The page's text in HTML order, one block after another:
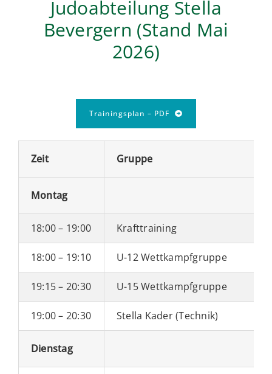
VolleyballJudoabteilung Stella
Bevergern (Stand Mai
2026)
Trainingsplan – PDF
Zeit Gruppe
Montag
18:00 – 19:00 Krafttraining
18:00 – 19:10 U-12 Wettkampfgruppe
19:15 – 20:30 U-15 Wettkampfgruppe
19:00 – 20:30 Stella Kader (Technik)
Dienstag